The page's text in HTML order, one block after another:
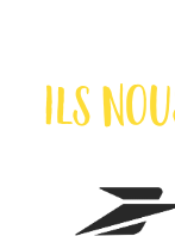
ils